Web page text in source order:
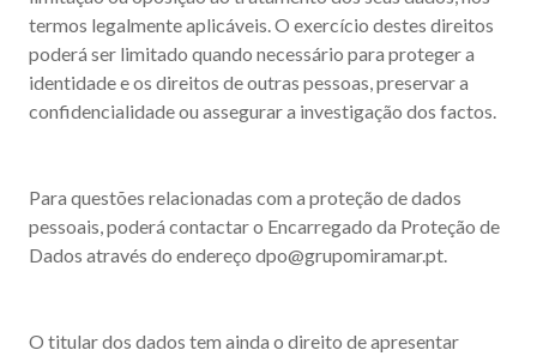
termos legalmente aplicáveis. O exercício destes direitos
poderá ser limitado quando necessário para proteger a
identidade e os direitos de outras pessoas, preservar a
confidencialidade ou assegurar a investigação dos factos.
Para questões relacionadas com a proteção de dados
pessoais, poderá contactar o Encarregado da Proteção de
Dados através do endereço dpo@grupomiramar.pt.
O titular dos dados tem ainda o direito de apresentar